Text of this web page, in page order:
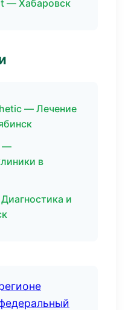
— Хабаровск
— Лечение
—
в
и